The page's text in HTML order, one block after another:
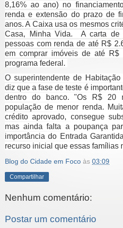
8,16% ao ano) no
renda e extensão do prazo de
anos. A Caixa usa os mesmos
Casa, Minha Vida. A carta de
pessoas com renda de até R$
em comprar imóveis de até R$
programa federal.
O superintendente de
diz que a fase de teste é
dentro do banco. "Os R$ 20
população de menor renda.
crédito aprovado, consegue
mas ainda falta a poupança
importância do Entrada
recurso inicial que essas famílias
Blog do Cidade em Foco às 03:09
Compartilhar
Nenhum comentário:
Postar um comentário